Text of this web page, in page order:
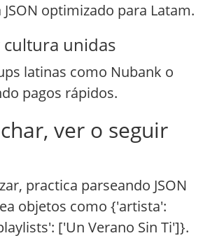
optimizado para Latam.
cultura unidas
latinas como Nubank o
pagos rápidos.
ver o seguir
practica parseando JSON
objetos como {'artista':
['Un Verano Sin Ti']}.